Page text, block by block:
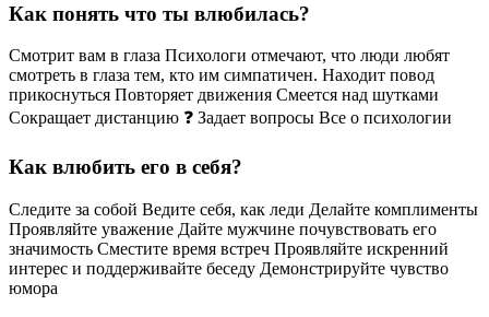
Как понять что ты влюбилась?
Смотрит вам в глаза Психологи отмечают, что люди любят
смотреть в глаза тем, кто им симпатичен. Находит повод
прикоснуться Повторяет движения Смеется над шутками
Сокращает дистанцию ❓ Задает вопросы Все о психологии
Как влюбить его в себя?
Следите за собой Ведите себя, как леди Делайте комплименты
Проявляйте уважение Дайте мужчине почувствовать его
значимость Сместите время встреч Проявляйте искренний
интерес и поддерживайте беседу Демонстрируйте чувство
юмора